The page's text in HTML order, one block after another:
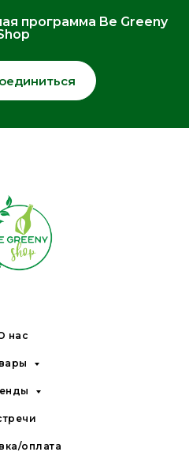
программа Be Greeny
нас
оплата